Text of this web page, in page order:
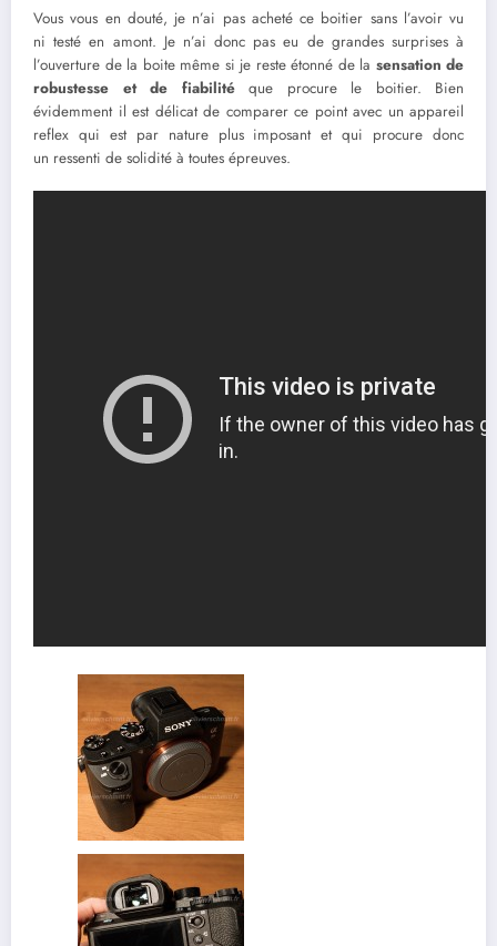
Vous vous en douté, je n’ai pas acheté ce boitier sans l’avoir vu
ni testé en amont. Je n’ai donc pas eu de grandes surprises à
l’ouverture de la boite même si je reste étonné de la sensation de
robustesse et de fiabilitéque procure le boitier. Bien
évidemment il est délicat de comparer ce point avec un appareil
reflex qui est par nature plus imposant et qui procure donc
un ressenti de solidité à toutes épreuves.